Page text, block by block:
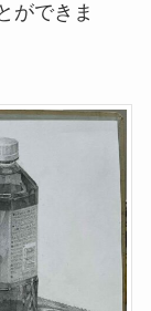
ができま